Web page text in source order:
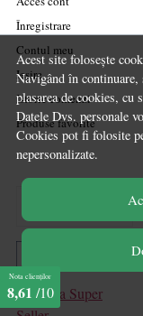
Acest site folosește
Navigând în continuare,
plasarea de cookies, cu
Datele Dvs. personale
Cookies pot fi folosite
nepersonalizate.
Înregistrare
Contul meu
Ieșire
Istoric comenzi
Produse favorite
Nota clienților
8,61 /10